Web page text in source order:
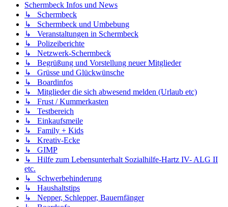
Schermbeck Infos und News
↳ Schermbeck
↳ Schermbeck und Umbebung
↳ Veranstaltungen in Schermbeck
↳ Polizeiberichte
↳ Netzwerk-Schermbeck
↳ Begrüßung und Vorstellung neuer Mitglieder
↳ Grüsse und Glückwünsche
↳ Boardinfos
↳ Mitglieder die sich abwesend melden (Urlaub etc)
↳ Frust / Kummerkasten
↳ Testbereich
↳ Einkaufsmeile
↳ Family + Kids
↳ Kreativ-Ecke
↳ GIMP
↳ Hilfe zum Lebensunterhalt Sozialhilfe-Hartz IV- ALG II
etc.
↳ Schwerbehinderung
↳ Haushaltstips
↳ Nepper, Schlepper, Bauernfänger